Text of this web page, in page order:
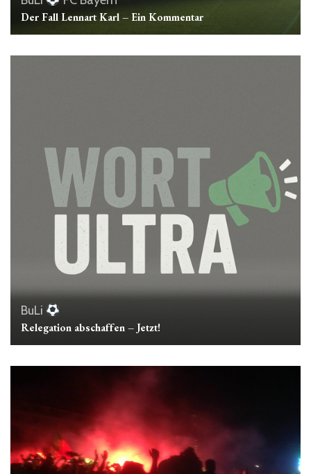
Der Fall Lennart Karl – Ein Kommentar
BuLi
Relegation abschaffen – Jetzt!